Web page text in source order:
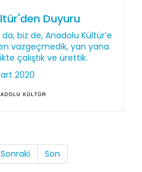
Duyuru
biz de, Anadolu Kültür’e
vazgeçmedik, yan yana
çalıştık ve ürettik.
2020
Sonraki Son